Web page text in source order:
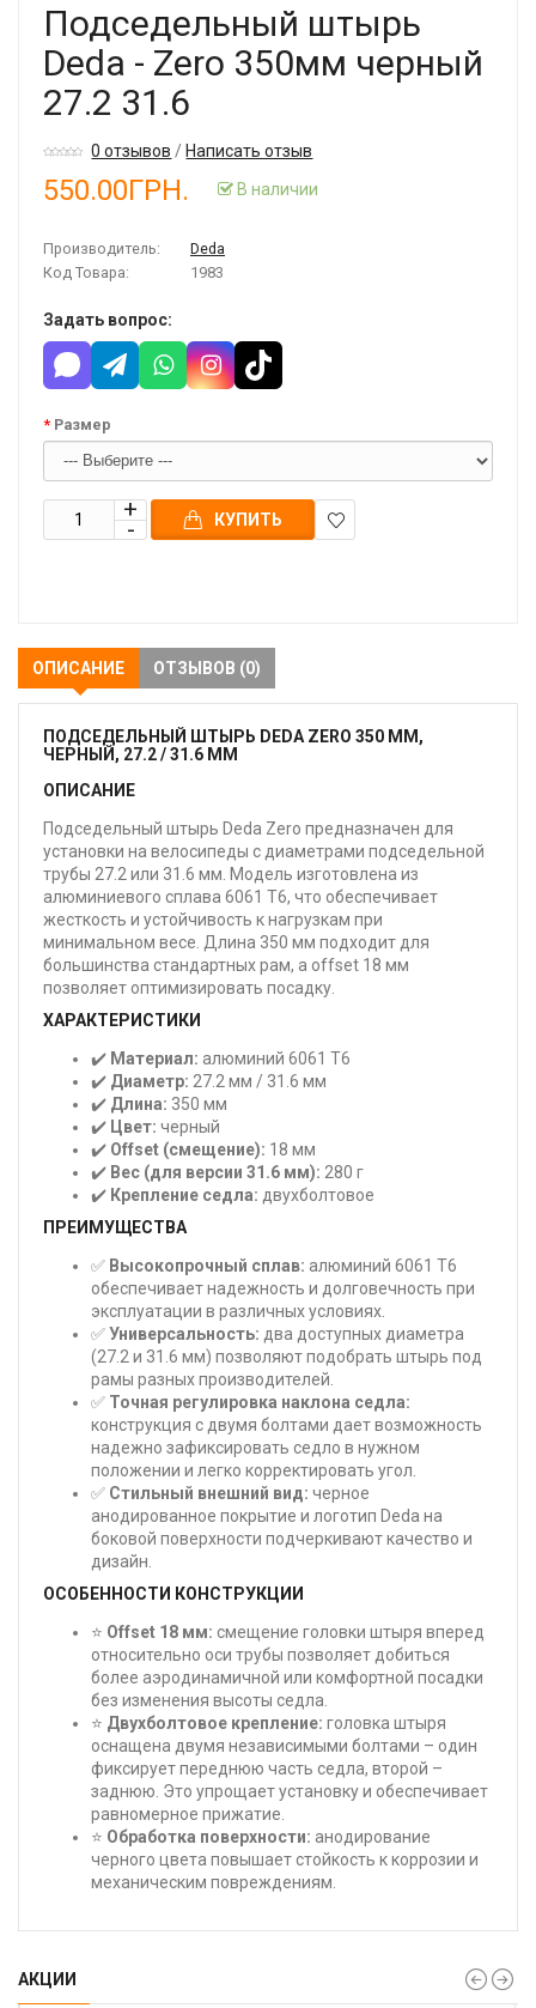
Подседельный штырь
Deda - Zero 350мм черный
27.2 31.6
0 отзывов /Написать отзыв
550.00ГРН. В наличии
Производитель:
Deda
Код Товара:
1983
Задать вопрос:
Размер
КУПИТЬ
ОПИСАНИЕ ОТЗЫВОВ (0)
ПОДСЕДЕЛЬНЫЙ ШТЫРЬ DEDA ZERO 350 ММ,
ЧЕРНЫЙ, 27.2 / 31.6 ММ
ОПИСАНИЕ
Подседельный штырь Deda Zero предназначен для
установки на велосипеды с диаметрами подседельной
трубы 27.2 или 31.6 мм. Модель изготовлена из
алюминиевого сплава 6061 T6, что обеспечивает
жесткость и устойчивость к нагрузкам при
минимальном весе. Длина 350 мм подходит для
большинства стандартных рам, а offset 18 мм
позволяет оптимизировать посадку.
ХАРАКТЕРИСТИКИ
✔️ Материал: алюминий 6061 T6
✔️ Диаметр: 27.2 мм / 31.6 мм
✔️ Длина: 350 мм
✔️ Цвет: черный
✔️ Offset (смещение): 18 мм
✔️ Вес (для версии 31.6 мм): 280 г
✔️ Крепление седла: двухболтовое
ПРЕИМУЩЕСТВА
✅ Высокопрочный сплав: алюминий 6061 T6
обеспечивает надежность и долговечность при
эксплуатации в различных условиях.
✅Универсальность: два доступных диаметра
(27.2 и 31.6 мм) позволяют подобрать штырь под
рамы разных производителей.
✅ Точная регулировка наклона седла:
конструкция с двумя болтами дает возможность
надежно зафиксировать седло в нужном
положении и легко корректировать угол.
✅ Стильный внешний вид: черное
анодированное покрытие и логотип Deda на
боковой поверхности подчеркивают качество и
дизайн.
ОСОБЕННОСТИ КОНСТРУКЦИИ
⭐ Offset 18 мм: смещение головки штыря вперед
относительно оси трубы позволяет добиться
более аэродинамичной или комфортной посадки
без изменения высоты седла.
⭐ Двухболтовое крепление: головка штыря
оснащена двумя независимыми болтами – один
фиксирует переднюю часть седла, второй –
заднюю. Это упрощает установку и обеспечивает
равномерное прижатие.
⭐ Обработка поверхности: анодирование
черного цвета повышает стойкость к коррозии и
механическим повреждениям.
АКЦИИ